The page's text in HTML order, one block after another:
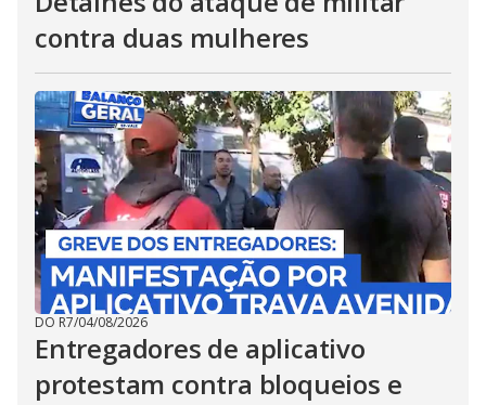
contra duas mulheres
DO R7/04/08/2026
Entregadores de aplicativo
protestam contra bloqueios e